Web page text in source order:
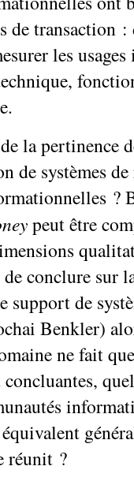
de transaction :
les
la pertinence
de systèmes
?
peut être
conclure sur
support de
Benkler)
ne fait
concluantes,
réunit ?